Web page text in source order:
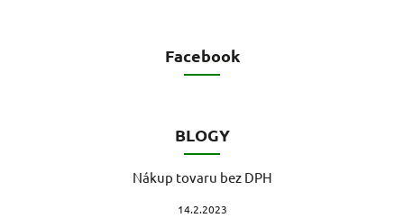
Facebook
BLOGY
Nákup tovaru bez DPH
14.2.2023